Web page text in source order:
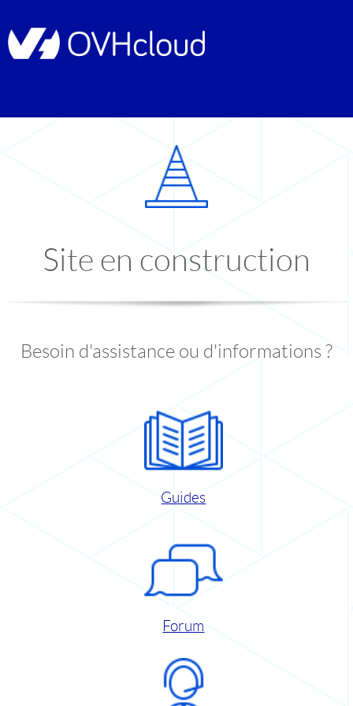
Site en construction
Besoin d'assistance ou d'informations ?
Guides
Forum